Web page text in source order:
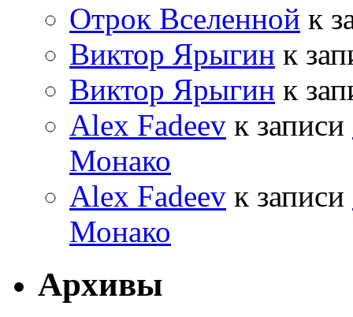
Отрок Вселенной к
Виктор Ярыгин к
Виктор Ярыгин к
Alex Fadeev к записи
Монако
Alex Fadeev к записи
Монако
Архивы